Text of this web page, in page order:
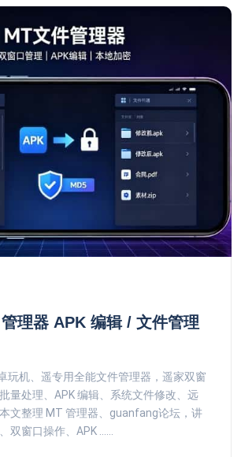
理器 APK 编辑 / 文件管理
玩机、遥专用全能文件管理器，遥家双窗
量处理、APK 编辑、系统文件修改、远
文整理 MT 管理器、guanfang论坛，讲
双窗口操作、APK ......